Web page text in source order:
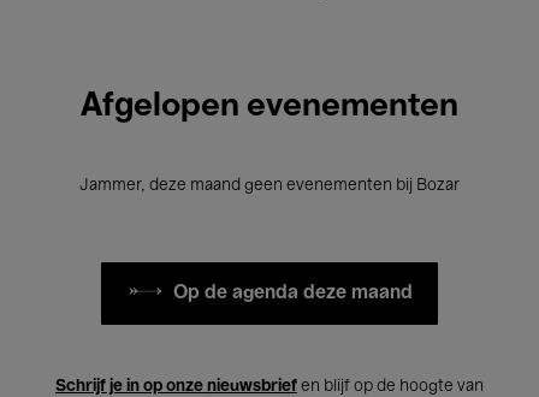
Afgelopen evenementen
Jammer, deze maand geen evenementen bij Bozar
Op de agenda deze maand
Schrijf je in op onze nieuwsbrief en blijf op de hoogte van